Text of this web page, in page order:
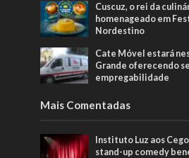
Cuscuz, o rei da
homenageado em
Nordestino
Cate Móvel estará
Grande oferecendo
empregabilidade
Mais Comentadas
Instituto Luz aos
stand-up comedy